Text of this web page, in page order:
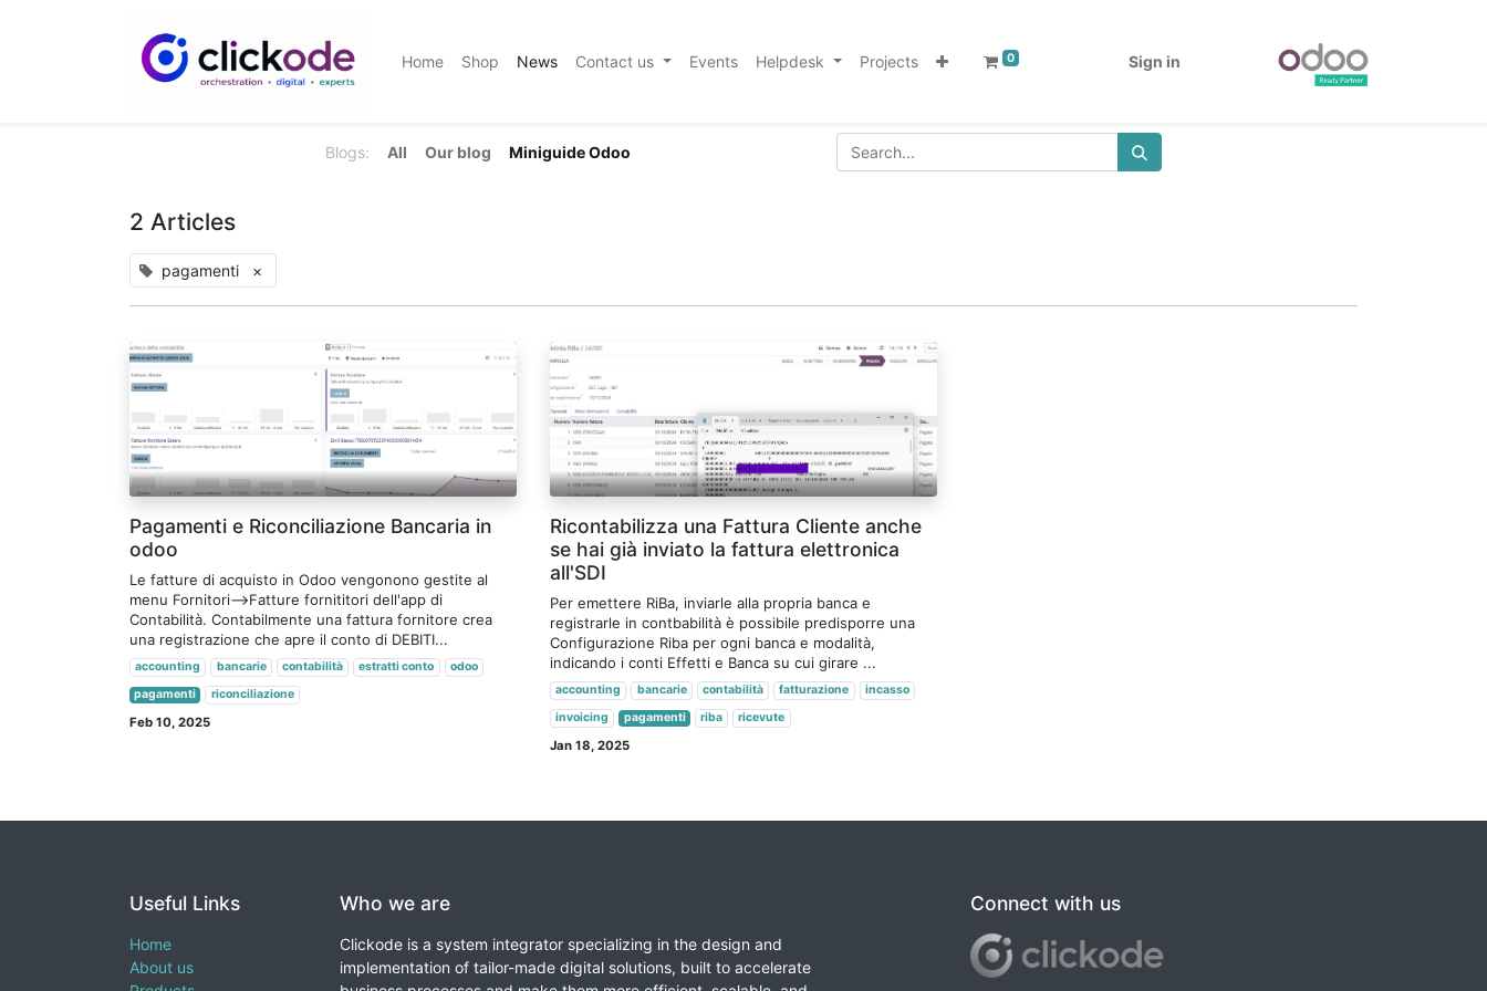
Home Shop News Contact us Events Helpdesk Projects 0 Sign in
Blogs: All Our blog Miniguide Odoo
2 Articles
pagamenti ×
Pagamenti e Riconciliazione Bancaria in
odoo
Le fatture di acquisto in Odoo vengonono gestite al
menu Fornitori-->Fatture fornititori dell'app di
Contabilità. Contabilmente una fattura fornitore crea
una registrazione che apre il conto di DEBITI...
accounting bancarie contabilità estratti conto
odoo
pagamenti
riconciliazione
Feb 10, 2025
Ricontabilizza una Fattura Cliente anche
se hai già inviato la fattura elettronica
all'SDI
Per emettere RiBa, inviarle alla propria banca e
registrarle in contbabilità è possibile predisporre una
Configurazione Riba per ogni banca e modalità,
indicando i conti Effetti e Banca su cui girare ...
accounting bancarie contabilità fatturazione
incasso
invoicing
pagamenti riba ricevute
Jan 18, 2025
Useful Links
Home
About us
Who we are
Clickode is a system integrator specializing in the design and
implementation of tailor-made digital solutions, built to accelerate
Connect with us